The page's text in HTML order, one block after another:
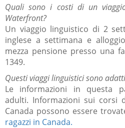
Quali sono i costi di un
Waterfront?
Un viaggio linguistico di 2
inglese a settimana e
mezza pensione presso una
1349.
Questi viaggi linguistici sono
Le informazioni in questa
adulti. Informazioni sui corsi
Canada possono essere
ragazzi in Canada.